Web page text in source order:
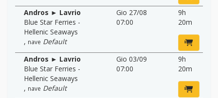
Andros ► Lavrio
Blue Star Ferries -
Hellenic Seaways
, nave Default
Gio 27/08
07:00
9h
20m
Andros ► Lavrio
Blue Star Ferries -
Hellenic Seaways
, nave Default
Gio 03/09
07:00
9h
20m